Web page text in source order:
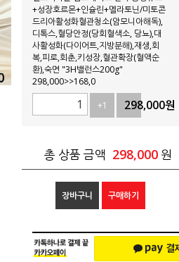
+성장호르몬+인슐린+멜라토닌/미토콘
드리아활성화혈관청소(암모니아해독),
디톡스,혈당안정(당회혈색소, 당뇨),대
사활성화(다이어트,지방분해),재생,회
복,피로,회춘,키성장,혈관확장(혈액순
환),숙면 "3H밸런스200g"
298,000>>168,0
+1
-1
298,000원
총 상품 금액 298,000 원
장바구니 구매하기